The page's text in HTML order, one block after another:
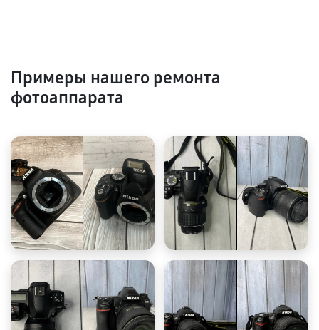
Примеры нашего ремонта
фотоаппарата